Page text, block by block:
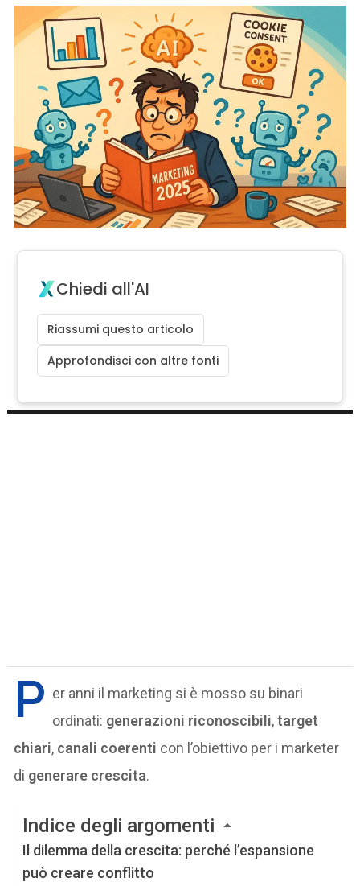
Chiedi all'AI
Riassumi questo articolo
Approfondisci con altre fonti
P er anni il marketing si è mosso su binari
ordinati: generazioni riconoscibili,target
chiari, canali coerenti con l’obiettivo per i marketer
di generare crescita.
Indice degli argomenti
Il dilemma della crescita: perché l’espansione
può creare conflitto